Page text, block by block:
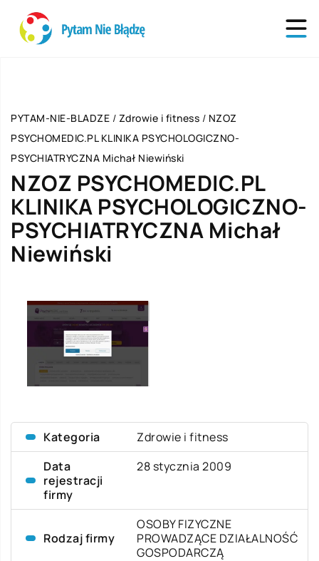
PYTAM-NIE-BLADZE / Zdrowie i fitness / NZOZ
PSYCHOMEDIC.PL KLINIKA PSYCHOLOGICZNO-
PSYCHIATRYCZNA Michał Niewiński
NZOZ PSYCHOMEDIC.PL
KLINIKA PSYCHOLOGICZNO-
PSYCHIATRYCZNA Michał
Niewiński
Kategoria
Zdrowie i fitness
Data
rejestracji
firmy
28 stycznia 2009
Rodzaj firmy
OSOBY FIZYCZNE
PROWADZĄCE DZIAŁALNOŚĆ
GOSPODARCZĄ